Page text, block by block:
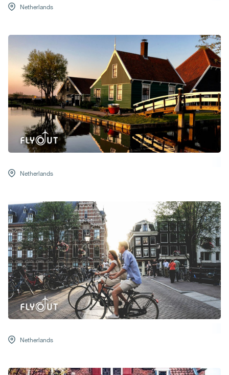
Netherlands
Netherlands
Netherlands